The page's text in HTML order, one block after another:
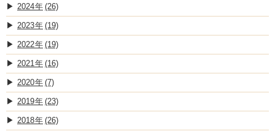
2024 (26)
2023 (19)
2022 (19)
2021 (16)
2020 (7)
2019 (23)
2018 (26)